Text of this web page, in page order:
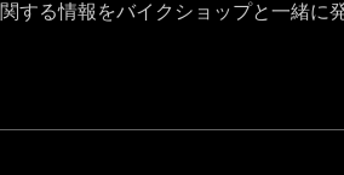
関する情報をバイクショップと一緒に